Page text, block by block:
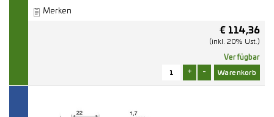
Merken
€ 114,36
(inkl. 20% Ust.)
Verfügbar
+ -